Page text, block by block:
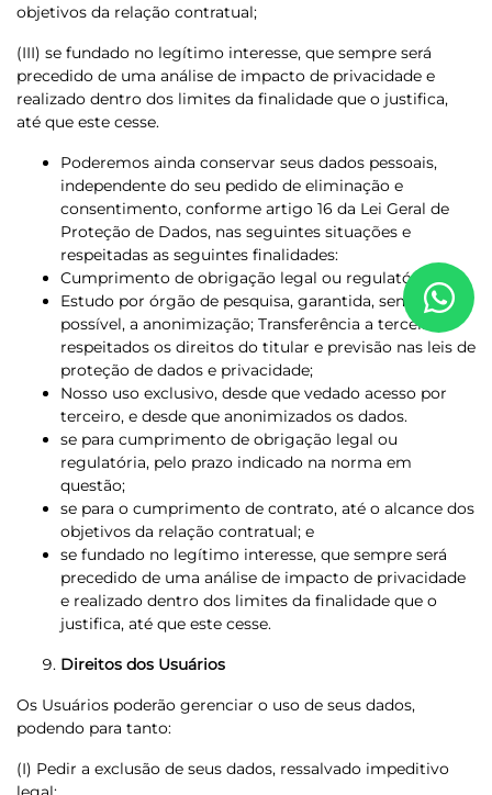
objetivos da relação contratual;
(III) se fundado no legítimo interesse, que sempre será
precedido de uma análise de impacto de privacidade e
realizado dentro dos limites da finalidade que o justifica,
até que este cesse.
Poderemos ainda conservar seus dados pessoais,
independente do seu pedido de eliminação e
consentimento, conforme artigo 16 da Lei Geral de
Proteção de Dados, nas seguintes situações e
respeitadas as seguintes finalidades:
Cumprimento de obrigação legal ou regulatória;
Estudo por órgão de pesquisa, garantida, sempre que
possível, a anonimização; Transferência a terceiro,
respeitados os direitos do titular e previsão nas leis de
proteção de dados e privacidade;
Nosso uso exclusivo, desde que vedado acesso por
terceiro, e desde que anonimizados os dados.
se para cumprimento de obrigação legal ou
regulatória, pelo prazo indicado na norma em
questão;
se para o cumprimento de contrato, até o alcance dos
objetivos da relação contratual; e
se fundado no legítimo interesse, que sempre será
precedido de uma análise de impacto de privacidade
e realizado dentro dos limites da finalidade que o
justifica, até que este cesse.
Direitos dos Usuários
Os Usuários poderão gerenciar o uso de seus dados,
podendo para tanto:
(I) Pedir a exclusão de seus dados, ressalvado impeditivo